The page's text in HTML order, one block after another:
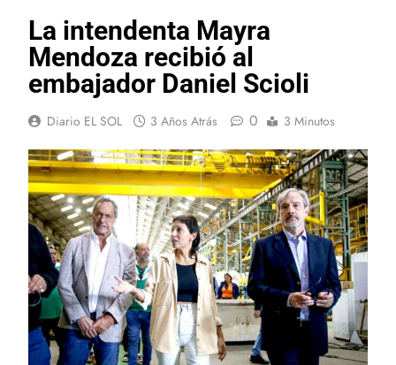
La intendenta Mayra
Mendoza recibió al
embajador Daniel Scioli
Diario EL SOL 3 Años Atrás 0 3 Minutos